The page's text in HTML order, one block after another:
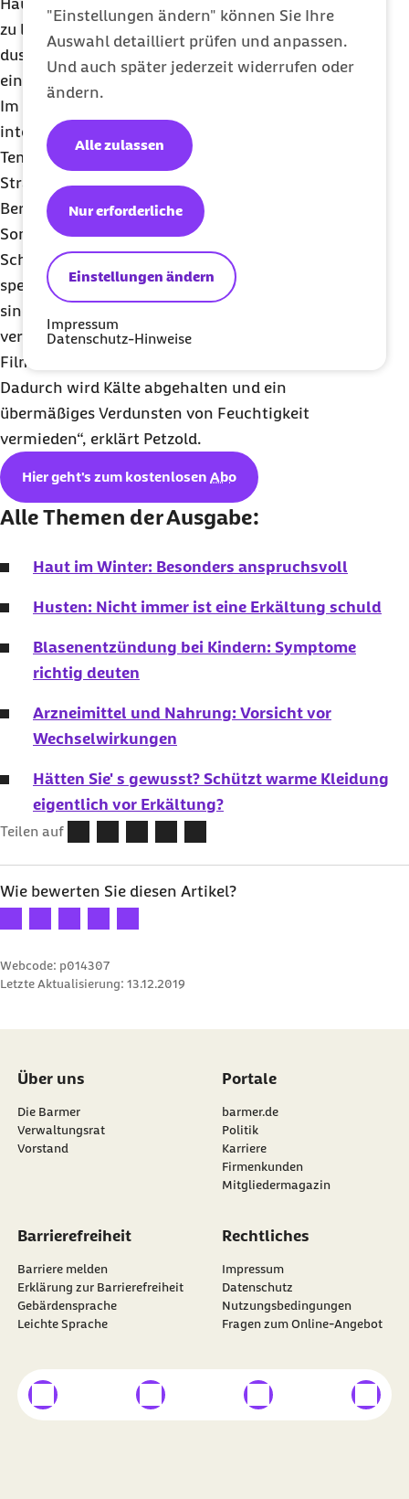
"Einstellungen ändern" können Sie Ihre
Auswahl detailliert prüfen und anpassen.
Und auch später jederzeit widerrufen oder
ändern.
Einstellungen ändern
Nur erforderliche
Alle zulassen
Impressum
Datenschutz-Hinweise
Haut aber zusätzlich. Die Expertin rät dazu, nicht
zu lange, eher lauwarm und mit wenig Schaum zu
duschen oder zu baden und anschließend die Haut
einzucremen.
Im Winterurlaub in den Bergen muss die Haut noch
intensiver geschützt werden. Zu den niedrigen
Temperaturen kommt dort noch die verstärkte
Strahlung hinzu. „Beim Skifahren oder
Bergwandern im Schnee sind
Sonnenschutzcremes mit einem hohen UV-
Schutzfaktor ein Muss. Gegen die Kälte schützen
spezielle Kälteschutzcremes, die fast wasserfrei
sind und damit die Gefahr von Erfrierungen
vermindern. Das enthaltene Fett legt sich wie ein
Film isolierend und schützend auf die Haut.
Dadurch wird Kälte abgehalten und ein
übermäßiges Verdunsten von Feuchtigkeit
vermieden“, erklärt Petzold.
Hier geht's zum kostenlosen Abo
Alle Themen der Ausgabe:
Haut im Winter: Besonders anspruchsvoll
Husten: Nicht immer ist eine Erkältung schuld
Blasenentzündung bei Kindern: Symptome
richtig deuten
Arzneimittel und Nahrung: Vorsicht vor
Wechselwirkungen
Hätten Sie' s gewusst? Schützt warme Kleidung
eigentlich vor Erkältung?
Teilen auf
Wie bewerten Sie diesen Artikel?
Ihre Bewertung: 1 Stern
Ihre Bewertung: 2 Sterne
Ihre Bewertung: 3 Sterne
Ihre Bewertung: 4 Sterne
Ihre Bewertung: 5 Sterne
Webcode: p014307
Letzte Aktualisierung: 13.12.2019
Über uns
Die Barmer
Verwaltungsrat
Vorstand
Portale
barmer.de
Politik
Karriere
Firmenkunden
Mitgliedermagazin
Barrierefreiheit
Barriere melden
Erklärung zur Barrierefreiheit
Gebärdensprache
Leichte Sprache
Rechtliches
Impressum
Datenschutz
Nutzungsbedingungen
Fragen zum Online-Angebot
Besuchen Sie dieBARMER auf
externer Link externer Link externer Link